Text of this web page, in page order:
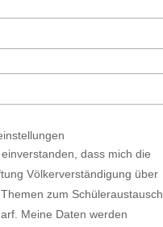
dass mich die
Völkerverständigung über
zum Schüleraustausch
Meine Daten werden